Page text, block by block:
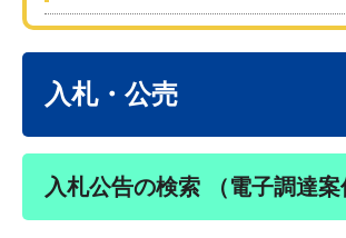
入札・公売
入札公告の検索 （電子調達案